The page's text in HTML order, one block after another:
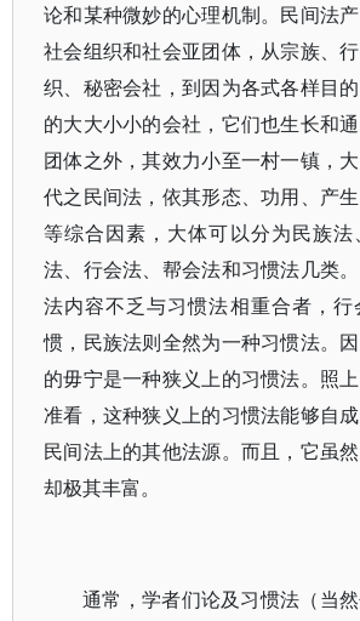
论和某种微妙的心理机制。民间法
社会组织和社会亚团体，从宗族、
织、秘密会社，到因为各式各样目
的大大小小的会社，它们也生长和
团体之外，其效力小至一村一镇，
代之民间法，依其形态、功用、产
等综合因素，大体可以分为民族法
法、行会法、帮会法和习惯法几类
法内容不乏与习惯法相重合者，行
惯，民族法则全然为一种习惯法。
的毋宁是一种狭义上的习惯法。照
准看，这种狭义上的习惯法能够自
民间法上的其他法源。而且，它虽
却极其丰富。
通常，学者们论及习惯法（当